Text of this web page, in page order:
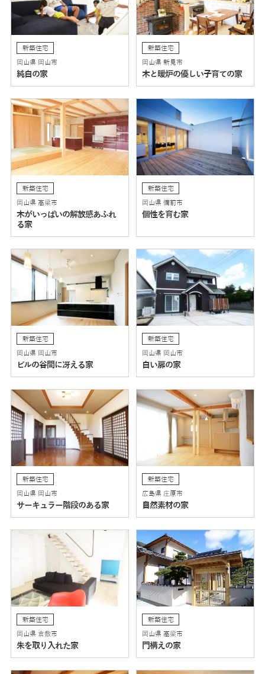
新築住宅
岡山県 岡山市
純白の家
新築住宅
岡山県 新見市
木と暖炉の優しい子育ての家
新築住宅
岡山県 高梁市
木がいっぱいの解放感あふれ
る家
新築住宅
岡山県 備前市
個性を育む家
新築住宅
岡山県 岡山市
ビルの谷間に冴える家
新築住宅
岡山県 岡山市
白い扉の家
新築住宅
岡山県 岡山市
サーキュラー階段のある家
新築住宅
広島県 庄原市
自然素材の家
新築住宅
岡山県 倉敷市
朱を取り入れた家
新築住宅
岡山県 高梁市
門構えの家